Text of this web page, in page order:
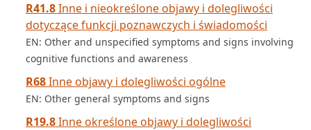
R41.8Inne i nieokreślone objawy i dolegliwości
dotyczące funkcji poznawczych i świadomości
EN: Other and unspecified symptoms and signs involving
cognitive functions and awareness
R68Inne objawy i dolegliwości ogólne
EN: Other general symptoms and signs
R19.8Inne określone objawy i dolegliwości